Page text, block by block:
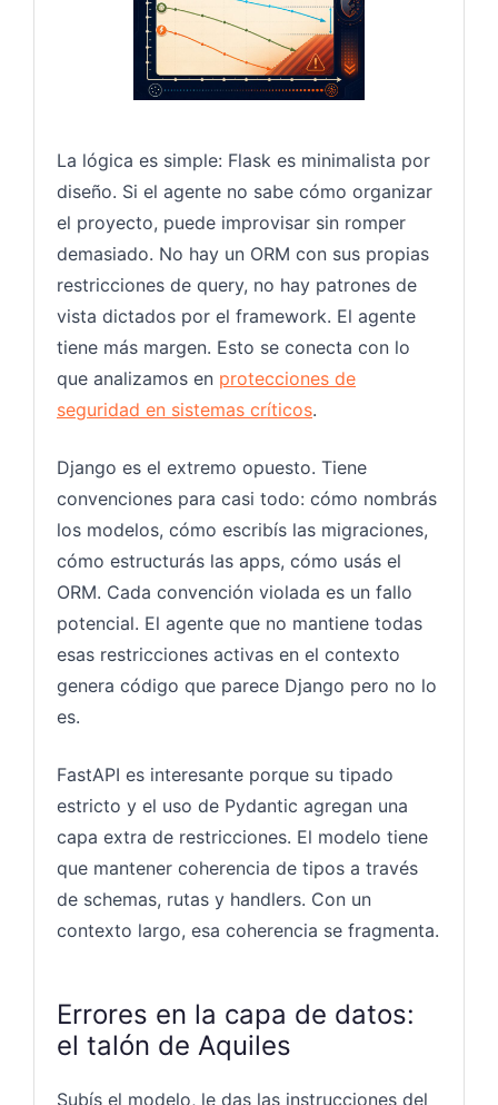
La lógica es simple: Flask es minimalista por
diseño. Si el agente no sabe cómo organizar
el proyecto, puede improvisar sin romper
demasiado. No hay un ORM con sus propias
restricciones de query, no hay patrones de
vista dictados por el framework. El agente
tiene más margen. Esto se conecta con lo
que analizamos en protecciones de
seguridad en sistemas críticos.
Django es el extremo opuesto. Tiene
convenciones para casi todo: cómo nombrás
los modelos, cómo escribís las migraciones,
cómo estructurás las apps, cómo usás el
ORM. Cada convención violada es un fallo
potencial. El agente que no mantiene todas
esas restricciones activas en el contexto
genera código que parece Django pero no lo
es.
FastAPI es interesante porque su tipado
estricto y el uso de Pydantic agregan una
capa extra de restricciones. El modelo tiene
que mantener coherencia de tipos a través
de schemas, rutas y handlers. Con un
contexto largo, esa coherencia se fragmenta.
Errores en la capa de datos:
el talón de Aquiles
Subís el modelo, le das las instrucciones del